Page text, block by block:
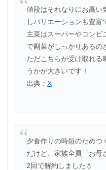
値段はそれなりにお高い
しバリエーションも豊富
主菜はスーパーやコンビ
で副菜がしっかりある
ただこちらが受け取れる
うかが大きいです！
出典： X
夕食作りの時短のためつ
だけど、家族全員「お母
2回で解約しました💧